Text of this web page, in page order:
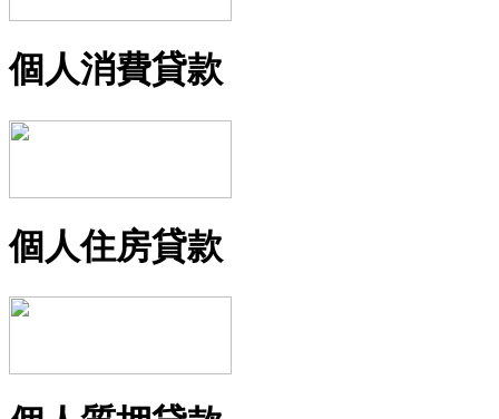
個人消費貸款
個人住房貸款